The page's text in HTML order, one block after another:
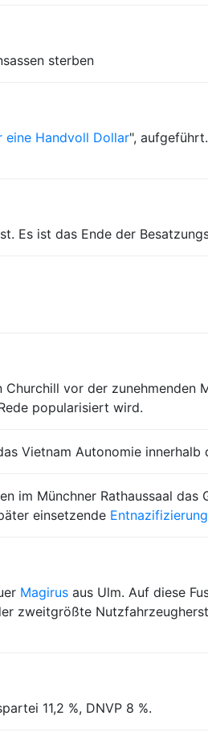
sterben
eine Handvoll Dollar",
Es ist das Ende der
vor der zunehmenden
popularisiert wird.
Vietnam Autonomie innerhalb
im Münchner Rathaussaal
einsetzende Entnazifizierung
Magirus aus Ulm. Auf diese
zweitgrößte
11,2 %, DNVP 8 %.